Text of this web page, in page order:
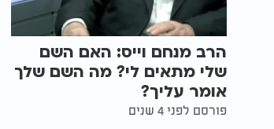
הרב מנחם וייס: האם השם
שלי מתאים לי? מה השם שלך
אומר עליך?
פורסם לפני 4 שנים